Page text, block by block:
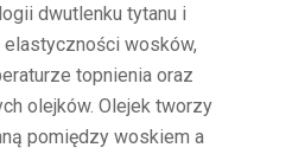
dwutlenku tytanu i
wosków,
topnienia oraz
olejków. Olejek tworzy
pomiędzy woskiem a